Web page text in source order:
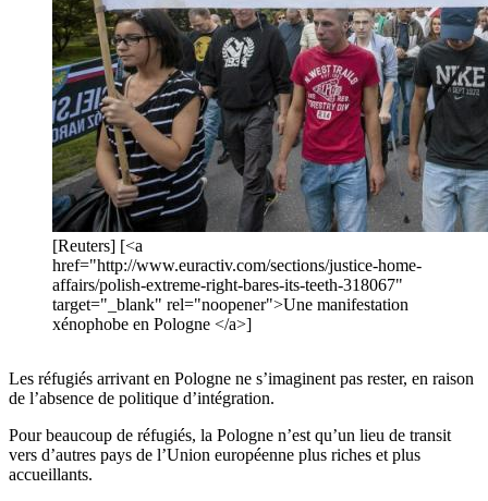
[Reuters] [<a
href="http://www.euractiv.com/sections/justice-home-
affairs/polish-extreme-right-bares-its-teeth-318067"
target="_blank" rel="noopener">Une manifestation
xénophobe en Pologne </a>]
Les réfugiés arrivant en Pologne ne s’imaginent pas rester, en raison
de l’absence de politique d’intégration.
Pour beaucoup de réfugiés, la Pologne n’est qu’un lieu de transit
vers d’autres pays de l’Union européenne plus riches et plus
accueillants.